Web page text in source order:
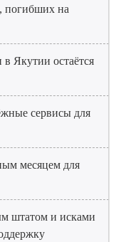
погибших на
Якутии остаётся
сервисы для
месяцем для
штатом и исками